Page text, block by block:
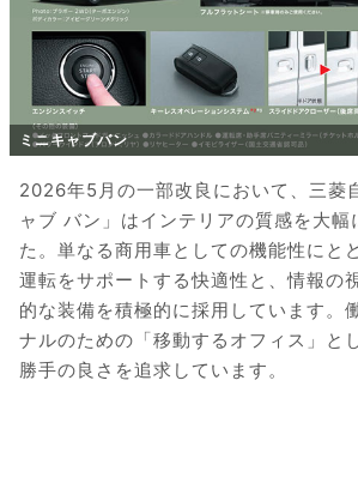
ミニキャブバン
2026年5月の一部改良において、三菱
ャブ バン」はインテリアの質感を大幅
た。単なる商用車としての機能性にと
運転をサポートする快適性と、情報の
的な装備を積極的に採用しています。
ナルのための「移動するオフィス」と
勝手の良さを追求しています。